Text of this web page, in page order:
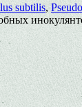
subtilis,